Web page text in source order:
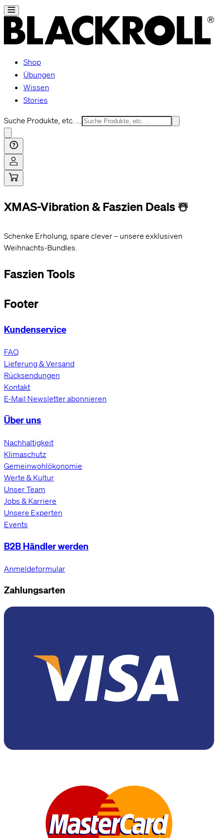
Shop
Übungen
Wissen
Stories
Suche Produkte, etc. ...
XMAS-Vibration & Faszien Deals ☃️
Schenke Erholung, spare clever – unsere exklusiven
Weihnachts-Bundles.
Faszien Tools
Footer
Kundenservice
FAQ
Lieferung & Versand
Rücksendungen
Kontakt
E-Mail Newsletter abonnieren
Über uns
Nachhaltigkeit
Klimaschutz
Gemeinwohlökonomie
Werte & Kultur
Unser Team
Jobs & Karriere
Unsere Experten
Events
B2B Händler werden
Anmeldeformular
Zahlungsarten
Hi! Sag ja, zu unseren Cookies.
Cookies ermöglichen es uns, dir alle Funktionen unserer Website zu zeigen und
unser Angebot für dich so relevant wie möglich zu gestalten. Ausserdem
helfen sie uns dabei, dir Werbung zu zeigen, die dir nicht auf die Nerven geht,
wie beispielsweise personalisierte Anzeigen.